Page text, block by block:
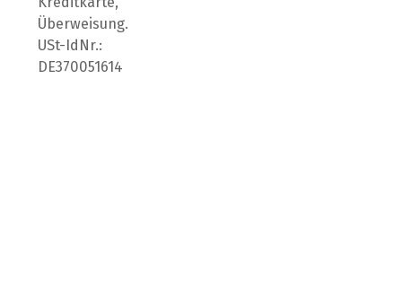
Überweisung.
USt-IdNr.:
DE370051614